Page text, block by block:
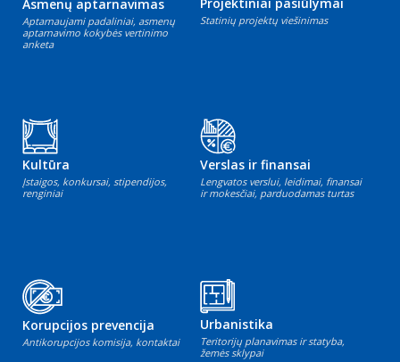
Asmenų aptarnavimas
Aptarnaujami padaliniai, asmenų
aptarnavimo kokybės vertinimo
anketa
Projektiniai pasiūlymai
Statinių projektų viešinimas
Kultūra
Įstaigos, konkursai, stipendijos,
renginiai
Verslas ir finansai
Lengvatos verslui, leidimai, finansai
ir mokesčiai, parduodamas turtas
Korupcijos prevencija
Antikorupcijos komisija, kontaktai
Urbanistika
Teritorijų planavimas ir statyba,
žemės sklypai